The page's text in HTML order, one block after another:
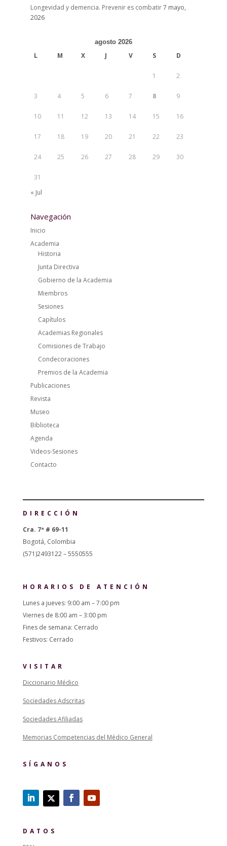
Longevidad y demencia. Prevenir es combatir7 mayo,
2026
agosto 2026
L M X J V S D
1 2
3 4 5 6 7 8 9
10 11 12 13 14 15 16
17 18 19 20 21 22 23
24 25 26 27 28 29 30
31
« Jul
Navegación
Inicio
Academia
Historia
Junta Directiva
Gobierno de la Academia
Miembros
Sesiones
Capítulos
Academias Regionales
Comisiones de Trabajo
Condecoraciones
Premios de la Academia
Publicaciones
Revista
Museo
Biblioteca
Agenda
Videos-Sesiones
Contacto
DIRECCIÓN
Cra. 7ª # 69-11
Bogotá, Colombia
(571)2493122 – 5550555
HORARIOS DE ATENCIÓN
Lunes a jueves: 9:00 am – 7:00 pm
Viernes de 8:00 am – 3:00 pm
Fines de semana: Cerrado
Festivos: Cerrado
VISITAR
Diccionario Médico
Sociedades Adscritas
Sociedades Afiliadas
Memorias Competencias del Médico General
SÍGANOS
DATOS